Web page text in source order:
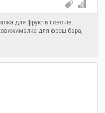
для фруктів і овочів.
для фреш бара,